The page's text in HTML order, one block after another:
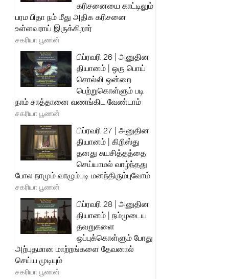
கரிசனையை காட்டிலும்
பரம பிதா நம் மீது அதிக கரிசனை
உள்ளவராய் இருக்கிறார்
சகரியா பூணன்
பிப்ரவரி 26 | அனுதின
தியானம் | ஒரு பொய்
சொல்லி ஒன்றை
பெற்றுகொள்ளும் படி
நாம் சாத்தானை வணங்கிட வேண்டாம்
சகரியா பூணன்
பிப்ரவரி 27 | அனுதின
தியானம் | கிறிஸ்து
தனது சுயசித்தத்தை
செய்யாமல் வாழ்ந்தது
போல நாமும் வாழும்படி மனந்திரும்புவோம்
சகரியா பூணன்
பிப்ரவரி 28 | அனுதின
தியானம் | நம்முடைய
தவறுகளை
ஒப்புக்கொள்ளும் போது
அற்புதமான மாற்றங்களை தேவனால்
செய்ய முடியும்
சகரியா பூணன்